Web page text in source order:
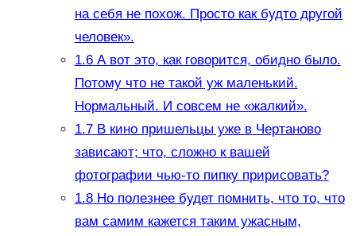
на себя не похож. Просто как будто другой
человек».
1.6А вот это, как говорится, обидно было.
Потому что не такой уж маленький.
Нормальный. И совсем не «жалкий».
1.7В кино пришельцы уже в Чертаново
зависают; что, сложно к вашей
фотографии чью-то пипку пририсовать?
1.8Но полезнее будет помнить, что то, что
вам самим кажется таким ужасным,